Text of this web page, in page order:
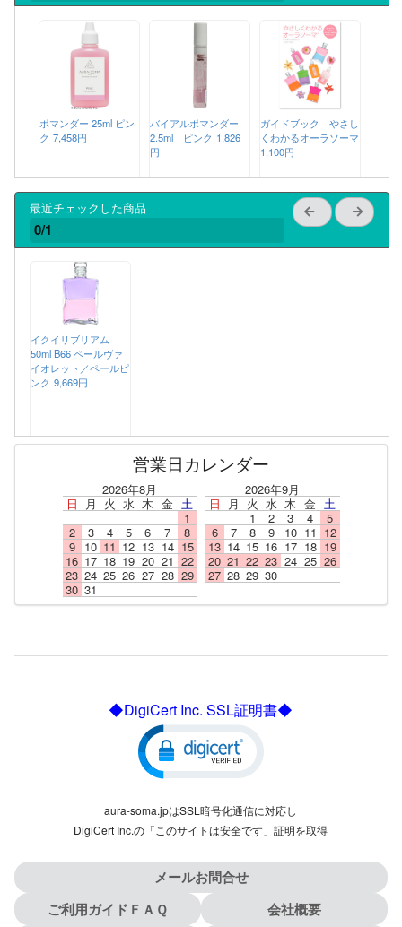
ポマンダー 25ml ピン
ク 7,458円
バイアルポマンダー
2.5ml ピンク 1,826
円
ガイドブック やさし
くわかるオーラソーマ
1,100円
最近チェックした商品
0/1
イクイリブリアム
50ml B66 ペールヴァ
イオレット／ペールピ
ンク 9,669円
営業日カレンダー
2026年8月
日
月 火 水 木 金 土
1
2
3 4 5 6 7
8
9
10 11 12 13 14 15
16 17 18 19 20 21 22
23 24 25 26 27 28 29
30 31
2026年9月
日
月 火 水 木 金 土
1
2 3 4
5
6
7 8 9 10 11 12
13 14 15 16 17 18 19
20 21 22 23 24 25 26
27 28 29 30
◆DigiCert Inc. SSL証明書◆
aura-soma.jpはSSL暗号化通信に対応し
DigiCert Inc.の「このサイトは安全です」証明を取得
メールお問合せ
ご利用ガイドＦＡＱ
会社概要